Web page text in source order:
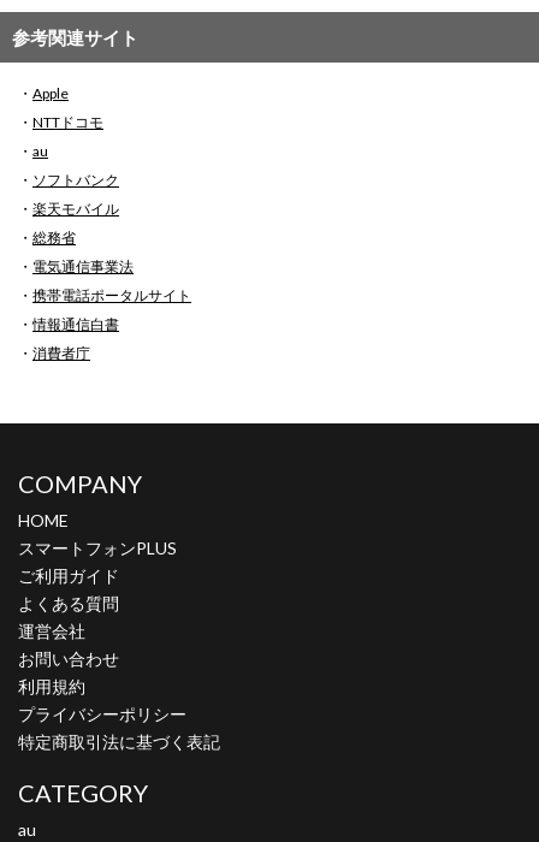
参考関連サイト
・ Apple
・ NTTドコモ
・ au
・ ソフトバンク
・ 楽天モバイル
・ 総務省
・ 電気通信事業法
・ 携帯電話ポータルサイト
・情報通信白書
・ 消費者庁
COMPANY
HOME
スマートフォンPLUS
ご利用ガイド
よくある質問
運営会社
お問い合わせ
利用規約
プライバシーポリシー
特定商取引法に基づく表記
CATEGORY
au